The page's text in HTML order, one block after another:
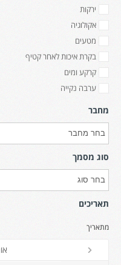
ירקות
אקולוגיה
מטעים
בקרת איכות לאחר קטיף
קרקע ומים
ערבה נקייה
מחבר
סוג מסמך
תאריכים
מתאריך